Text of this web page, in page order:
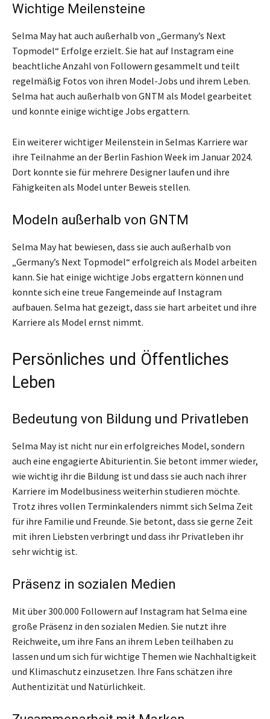
Wichtige Meilensteine
Selma May hat auch außerhalb von „Germany’s Next
Topmodel“ Erfolge erzielt. Sie hat auf Instagram eine
beachtliche Anzahl von Followern gesammelt und teilt
regelmäßig Fotos von ihren Model-Jobs und ihrem Leben.
Selma hat auch außerhalb von GNTM als Model gearbeitet
und konnte einige wichtige Jobs ergattern.
Ein weiterer wichtiger Meilenstein in Selmas Karriere war
ihre Teilnahme an der Berlin Fashion Week im Januar 2024.
Dort konnte sie für mehrere Designer laufen und ihre
Fähigkeiten als Model unter Beweis stellen.
Modeln außerhalb von GNTM
Selma May hat bewiesen, dass sie auch außerhalb von
„Germany’s Next Topmodel“ erfolgreich als Model arbeiten
kann. Sie hat einige wichtige Jobs ergattern können und
konnte sich eine treue Fangemeinde auf Instagram
aufbauen. Selma hat gezeigt, dass sie hart arbeitet und ihre
Karriere als Model ernst nimmt.
Persönliches und Öffentliches
Leben
Bedeutung von Bildung und Privatleben
Selma May ist nicht nur ein erfolgreiches Model, sondern
auch eine engagierte Abiturientin. Sie betont immer wieder,
wie wichtig ihr die Bildung ist und dass sie auch nach ihrer
Karriere im Modelbusiness weiterhin studieren möchte.
Trotz ihres vollen Terminkalenders nimmt sich Selma Zeit
für ihre Familie und Freunde. Sie betont, dass sie gerne Zeit
mit ihren Liebsten verbringt und dass ihr Privatleben ihr
sehr wichtig ist.
Präsenz in sozialen Medien
Mit über 300.000 Followern auf Instagram hat Selma eine
große Präsenz in den sozialen Medien. Sie nutzt ihre
Reichweite, um ihre Fans an ihrem Leben teilhaben zu
lassen und um sich für wichtige Themen wie Nachhaltigkeit
und Klimaschutz einzusetzen. Ihre Fans schätzen ihre
Authentizität und Natürlichkeit.